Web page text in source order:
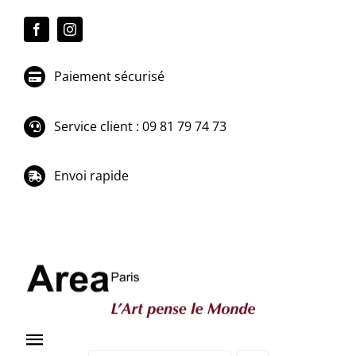
Paiement sécurisé
Service client : 09 81 79 74 73
Envoi rapide